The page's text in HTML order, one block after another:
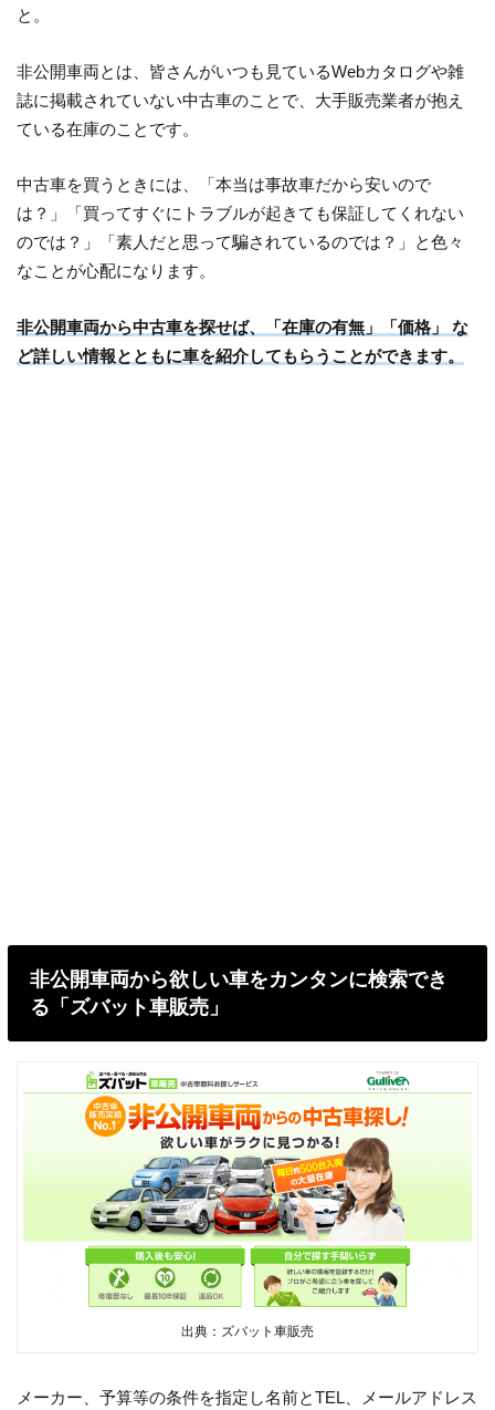
と。
非公開車両とは、皆さんがいつも見ているWebカタログや雑
誌に掲載されていない中古車のことで、大手販売業者が抱え
ている在庫のことです。
中古車を買うときには、「本当は事故車だから安いので
は？」「買ってすぐにトラブルが起きても保証してくれない
のでは？」「素人だと思って騙されているのでは？」と色々
なことが心配になります。
非公開車両から中古車を探せば、「在庫の有無」「価格」 な
ど詳しい情報とともに車を紹介してもらうことができます。
非公開車両から欲しい車をカンタンに検索でき
る「ズバット車販売」
出典：ズバット車販売
メーカー、予算等の条件を指定し名前とTEL、メールアドレス